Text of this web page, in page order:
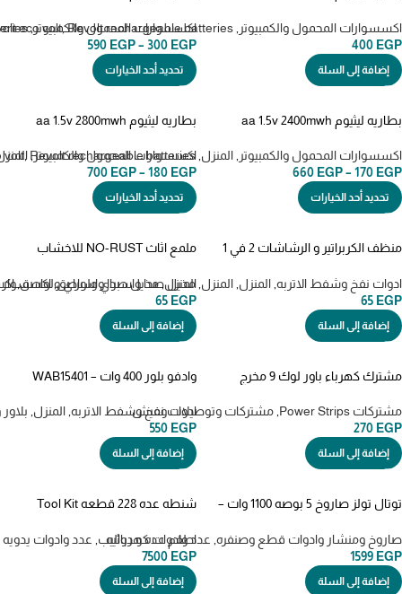
للشحن عن طريق usb-c
اكسسوارات المحمول والكمبيوتر eco volt,Revolt rechargeable batteries
400 EGP
إضافة إلى السلة
للشحن عن طريق usb-c
اكسسوارات المحمول والكمبيوتر,
300 EGP
–
590 EGP
تحديد أحد الخيارات
بطاريه ليثيوم aa 1.5v 2400mwh
للشحن عن طريق usb-c
اكسسوارات المحمول والكمبيوتر المنزل volt, Revolt rechargeable batteries
170 EGP
–
660 EGP
تحديد أحد الخيارات
بطاريه ليثيوم aa 1.5v 2800mwh
للشحن عن طريق usb-c
اكسسوارات المحمول والكمبيوتر,
180 EGP
–
700 EGP
تحديد أحد الخيارات
منظف الكربراتير و الرشاشات 2 في 1
ادوات نفخ وشفط الاتربه المنزل المنزل مذيل صدا واسبراي ولواصق,اكسسوار
65 EGP
إضافة إلى السلة
ملمع اثاث NO-RUST للاخشاب
المنزل,مذيل صدا واسبراي ولواصق,
65 EGP
إضافة إلى السلة
مشترك كهرباء باور لوك 9 مخرج
مشتركات Power Strips
,مشتركات وتوصيلات وفيش
270 EGP
إضافة إلى السلة
وادفو بلور 400 وات – WAB15401
ادوات نفخ وشفط الاتربه,المنزل,
550 EGP
إضافة إلى السلة
توتال تولز صاروخ 5 بوصه 1100 وات –
صاروخ ومنشار وادوات قطع وصنفره عدد وادوات كهربائيه
1599 EGP
إضافة إلى السلة
شنطه عده 228 قطعه Tool Kit
اطقم عده و دواليب عدد وادوات يدويه
7500 EGP
إضافة إلى السلة